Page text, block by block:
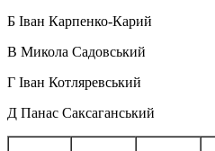
Б Іван Карпенко-Карий
В Микола Садовський
Г Іван Котляревський
Д Панас Саксаганський